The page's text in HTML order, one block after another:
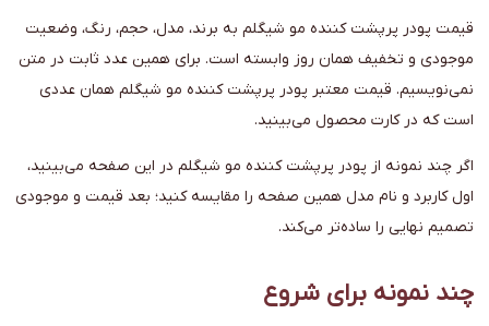
قیمت پودر پرپشت کننده مو شیگلم به برند، مدل، حجم، رنگ، وضعیت
موجودی و تخفیف همان روز وابسته است. برای همین عدد ثابت در متن
نمی‌نویسیم. قیمت معتبر پودر پرپشت کننده مو شیگلم همان عددی
است که در کارت محصول می‌بینید.
اگر چند نمونه از پودر پرپشت کننده مو شیگلم در این صفحه می‌بینید،
اول کاربرد و نام مدل همین صفحه را مقایسه کنید؛ بعد قیمت و موجودی
تصمیم نهایی را ساده‌تر می‌کند.
چند نمونه برای شروع